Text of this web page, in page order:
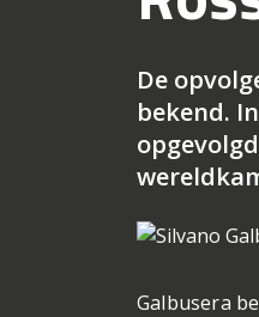
De
bekend.
Galbusera